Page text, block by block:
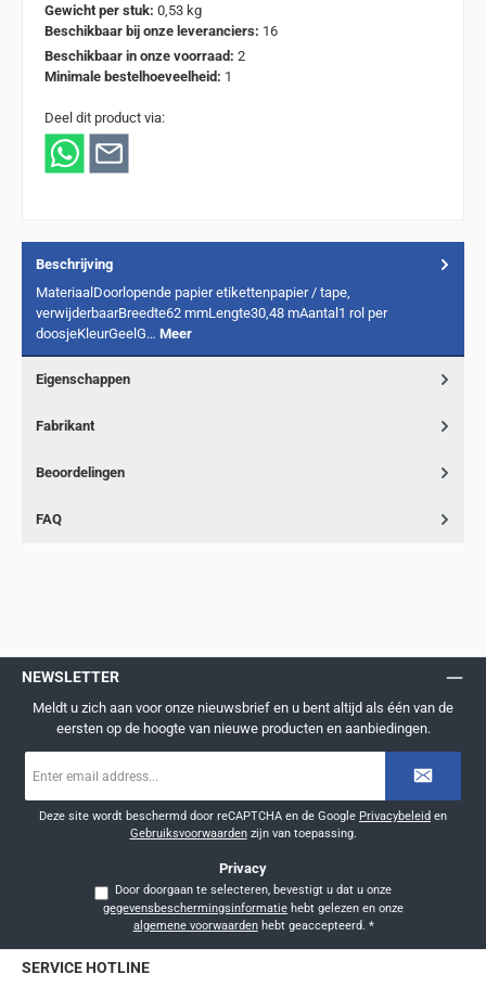
Gewicht per stuk: 0,53 kg
Beschikbaar bij onze leveranciers: 16
Beschikbaar in onze voorraad: 2
Minimale bestelhoeveelheid: 1
Deel dit product via:
Beschrijving
MateriaalDoorlopende papier etikettenpapier / tape,
verwijderbaarBreedte62 mmLengte30,48 mAantal1 rol per
doosjeKleurGeelG… Meer
Eigenschappen
Fabrikant
Beoordelingen
FAQ
NEWSLETTER
Meldt u zich aan voor onze nieuwsbrief en u bent altijd als één van de
eersten op de hoogte van nieuwe producten en aanbiedingen.
mailadres
Deze site wordt beschermd door reCAPTCHA en de Google Privacybeleid en
Gebruiksvoorwaardenzijn van toepassing.
Privacy
Door doorgaan te selecteren, bevestigt u dat u onze
gegevensbeschermingsinformatie
algemene voorwaardenhebt geaccepteerd. *
SERVICE HOTLINE